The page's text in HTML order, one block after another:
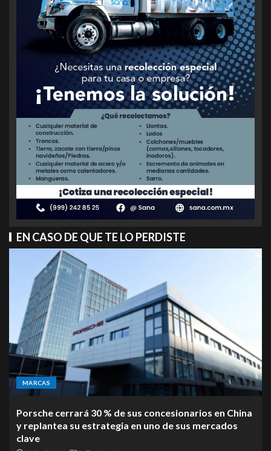
EN CASO DE QUE TE LO PERDISTE
MARCAS
Porsche cerrará 30 % de sus concesionarios en China
y replantea su estrategia en uno de sus mercados
clave